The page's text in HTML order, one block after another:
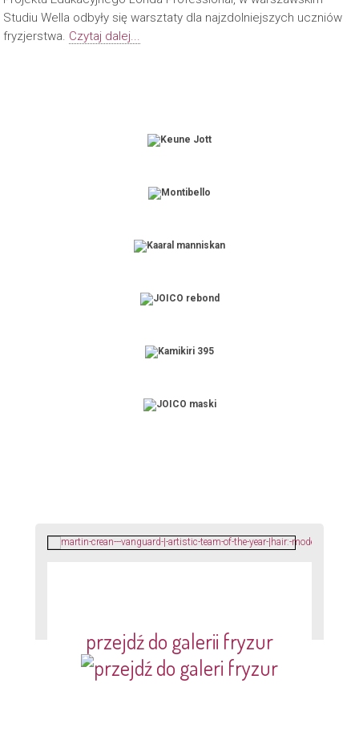
Studiu Wella odbyły się warsztaty dla najzdolniejszych uczniów
fryzjerstwa. Czytaj dalej...
przejdź do galerii fryzur